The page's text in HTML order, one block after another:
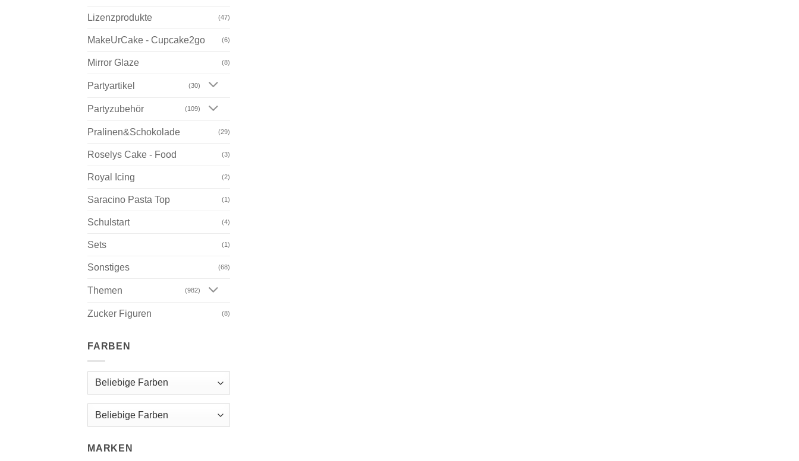
Lizenzprodukte (47)
MakeUrCake - Cupcake2go (6)
Mirror Glaze (8)
Partyartikel (30)
Partyzubehör (109)
Pralinen&Schokolade (29)
Roselys Cake - Food (3)
Royal Icing (2)
Saracino Pasta Top (1)
Schulstart (4)
Sets (1)
Sonstiges (68)
Themen (982)
Zucker Figuren (8)
FARBEN
Beliebige Farben
MARKEN